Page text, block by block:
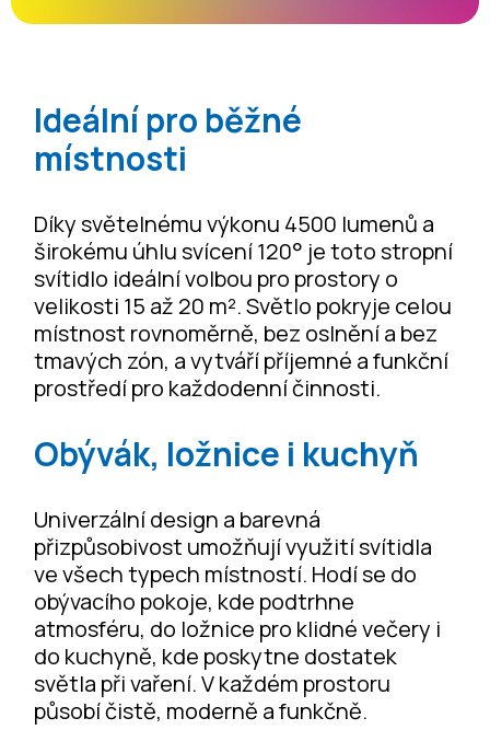
Ideální pro běžné
místnosti
Díky světelnému výkonu 4500 lumenů a
širokému úhlu svícení 120° je toto stropní
svítidlo ideální volbou pro prostory o
velikosti 15 až 20 m². Světlo pokryje celou
místnost rovnoměrně, bez oslnění a bez
tmavých zón, a vytváří příjemné a funkční
prostředí pro každodenní činnosti.
Obývák, ložnice i kuchyň
Univerzální design a barevná
přizpůsobivost umožňují využití svítidla
ve všech typech místností. Hodí se do
obývacího pokoje, kde podtrhne
atmosféru, do ložnice pro klidné večery i
do kuchyně, kde poskytne dostatek
světla při vaření. V každém prostoru
působí čistě, moderně a funkčně.